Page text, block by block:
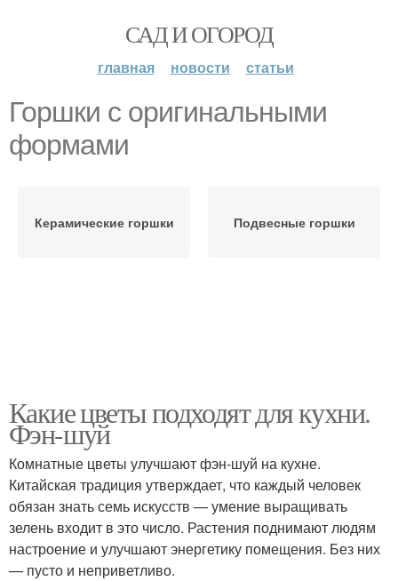
САД И ОГОРОД
главная новости статьи
Горшки с оригинальными
формами
Керамические горшки Подвесные горшки
Какие цветы подходят для кухни.
Фэн-шуй
Комнатные цветы улучшают фэн-шуй на кухне.
Китайская традиция утверждает, что каждый человек
обязан знать семь искусств — умение выращивать
зелень входит в это число. Растения поднимают людям
настроение и улучшают энергетику помещения. Без них
— пусто и неприветливо.